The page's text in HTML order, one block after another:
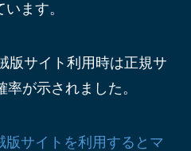
ます。
版サイト利用時は正規サ
が示されました。
版サイトを利用するとマ